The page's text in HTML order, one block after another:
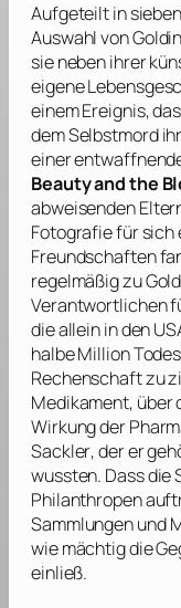
Aufgeteilt in
Auswahl von
sie neben ihrer
eigene
einem Ereignis,
dem Selbstmord
einer
Beauty and the
abweisenden
Fotografie für
Freundschaften
regelmäßig zu
Verantwortlichen
die allein in den
halbe Million
Rechenschaft zu
Medikament, über
Wirkung der
Sackler, der er
wussten. Dass die
Philanthropen
Sammlungen und
wie mächtig die
einließ.